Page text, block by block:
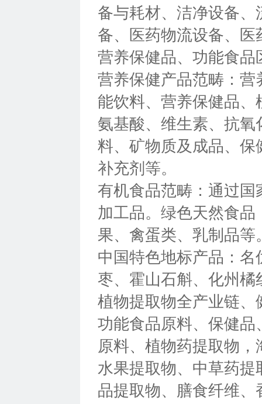
备与耗材、洁净设备
备、医药物流设备、
营养保健品、功能食品
营养保健产品范畴：
能饮料、营养保健品
氨基酸、维生素、抗
料、矿物质及成品、
补充剂等。
有机食品范畴：通过
加工品。绿色天然食
果、禽蛋类、乳制品等
中国特色地标产品：
枣、霍山石斛、化州
植物提取物全产业链
功能食品原料、保健
原料、植物药提取物
水果提取物、中草药
品提取物、膳食纤维